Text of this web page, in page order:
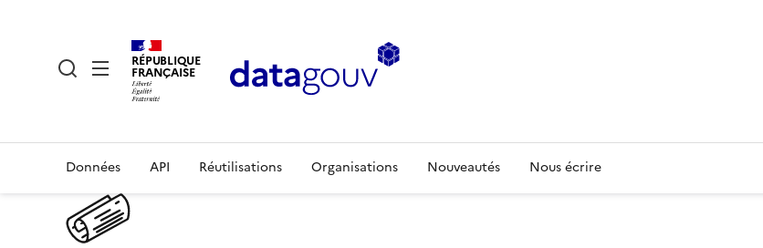
RÉPUBLIQUE
FRANÇAISE
Données API Réutilisations Organisations Nouveautés Nous écrire